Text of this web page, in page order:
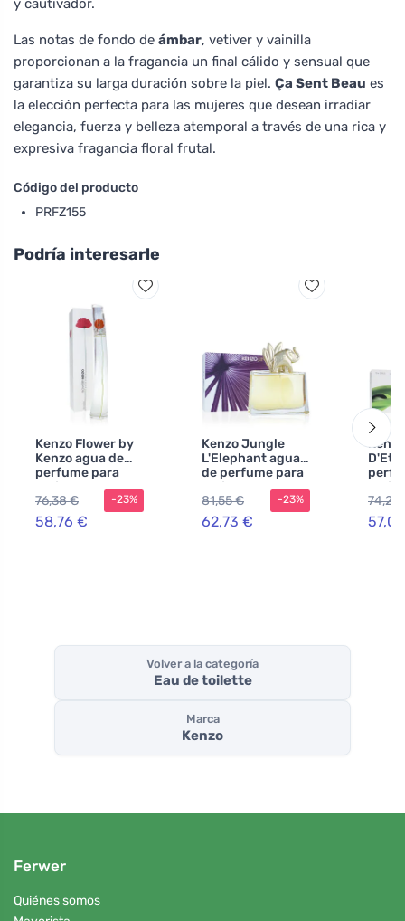
Las notas de fondo de ámbar, vetiver y vainilla
proporcionan a la fragancia un final cálido y sensual que
garantiza su larga duración sobre la piel. Ça Sent Beau es
la elección perfecta para las mujeres que desean irradiar
elegancia, fuerza y belleza atemporal a través de una rica y
expresiva fragancia floral frutal.
Código del producto
PRFZ155
Podría interesarle
Kenzo Flower by
Kenzo agua de
perfume para
mujer 100 ml
76,38 €
58,76 €
-23%
Kenzo Jungle
L'Elephant agua
de perfume para
mujer 100 ml
81,55 €
62,73 €
-23%
D'Ete
74,20
Volver a la categoría
Eau de toilette
Marca
Kenzo
Ferwer
Quiénes somos